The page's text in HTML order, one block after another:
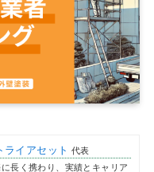
ライアセット 代表
長く携わり、実績とキャリア